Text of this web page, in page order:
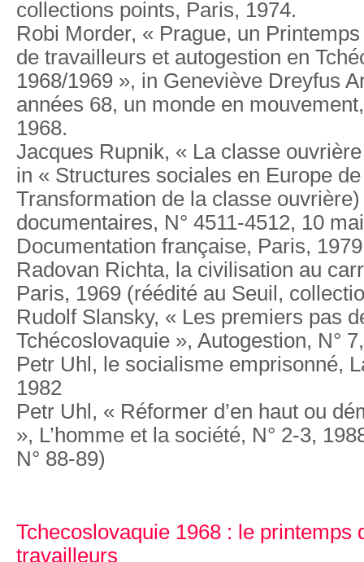
collections points, Paris, 1974.
Robi Morder, « Prague, un
de travailleurs et autogestion en
1968/1969 », in Geneviève Dreyfus
années 68, un monde en
1968.
Jacques Rupnik, « La classe
in « Structures sociales en Europe de
Transformation de la classe
documentaires, N° 4511-4512, 10
Documentation française, Paris,
Radovan Richta, la civilisation au
Paris, 1969 (réédité au Seuil,
Rudolf Slansky, « Les premiers pas
Tchécoslovaquie », Autogestion, N°
Petr Uhl, le socialisme emprisonné,
1982
Petr Uhl, « Réformer d’en haut ou
», L’homme et la société, N° 2-3,
N° 88-89)
Tchecoslovaquie 1968 : le printemps
travailleurs